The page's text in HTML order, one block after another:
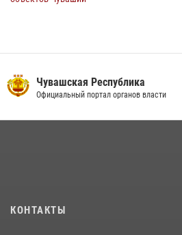
14 июля 2026, 13:09 3
программы «Время СВОих» на
27 июля 2026, 05:05
Чувашская Республика
Официальный портал органов власти
КОНТАКТЫ